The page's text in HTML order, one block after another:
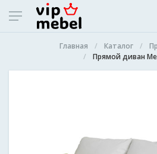
Главная Каталог
Прямой диван